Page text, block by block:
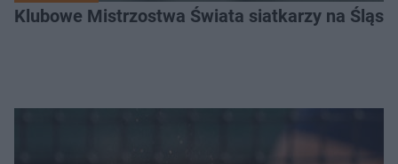
Klubowe Mistrzostwa Świata siatkarzy na